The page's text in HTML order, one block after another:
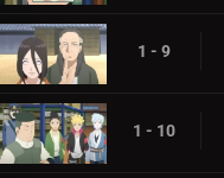
1 - 9
1 - 10